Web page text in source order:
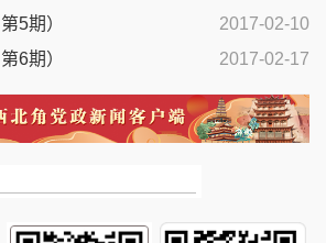
2017-02-10
5期）
2017-02-17
6期）